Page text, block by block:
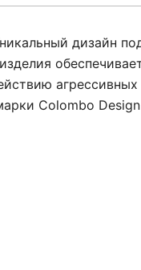
дизайн
Colombo